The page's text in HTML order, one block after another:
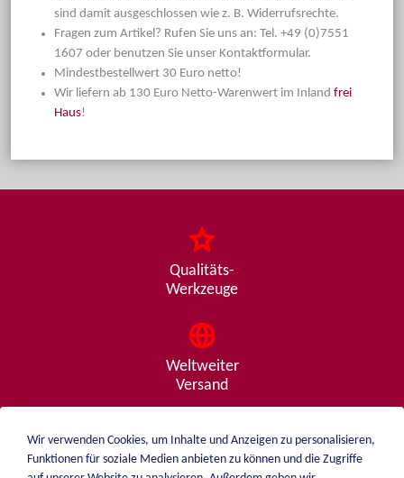
sind damit ausgeschlossen wie z. B. Widerrufsrechte.
Fragen zum Artikel? Rufen Sie uns an: Tel. +49 (0)7551
1607 oder benutzen Sie unser Kontaktformular.
Mindestbestellwert 30 Euro netto!
Wir liefern ab 130 Euro Netto-Warenwert im Inland frei
Haus!
Qualitäts-
Werkzeuge
Weltweiter
Versand
Beratung
Wir verwenden Cookies, um Inhalte und Anzeigen zu personalisieren,
Funktionen für soziale Medien anbieten zu können und die Zugriffe